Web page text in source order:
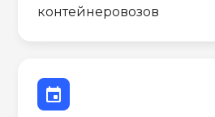
контейнеровозов
event